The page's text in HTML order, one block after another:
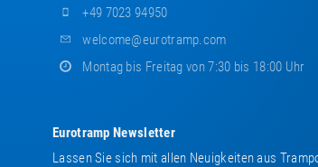
+49 7023 94950
welcome@eurotramp.com
Montag bis Freitag von 7:30 bis 18:00 Uhr
Eurotramp Newsletter
Lassen Sie sich mit allen Neuigkeiten aus